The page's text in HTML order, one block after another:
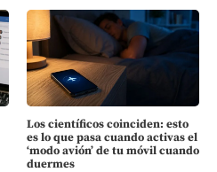
Los científicos coinciden: esto
es lo que pasa cuando activas el
‘modo avión’ de tu móvil cuando
duermes